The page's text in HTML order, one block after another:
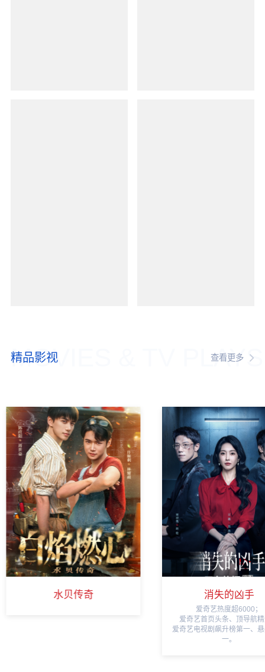
MOVIES & TV PLAYS
精品影视 查看更多
消失的凶手 烽火照归途
平台热度超4000万，短剧飙
三；
湖南省“微短剧赋能千行百业”
品项目；